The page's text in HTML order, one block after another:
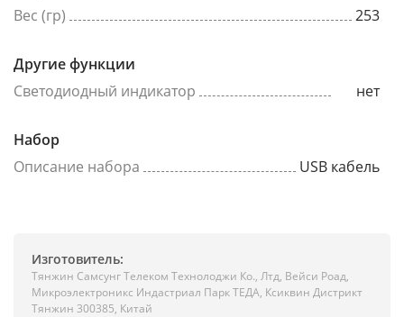
Вес (гр)
253
Другие функции
Светодиодный индикатор
нет
Набор
Описание набора
USB кабель
Изготовитель:
Тянжин Самсунг Телеком Технолоджи Ко., Лтд, Вейси Роад,
Микроэлектроникс Индастриал Парк ТЕДА, Ксиквин Дистрикт
Тянжин 300385, Китай